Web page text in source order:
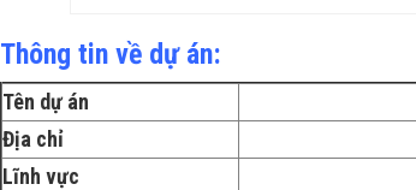
Thông tin về dự án:
Tên dự án
Địa chỉ
Lĩnh vực